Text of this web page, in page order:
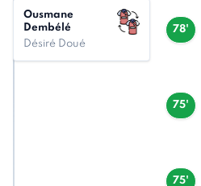
78'
Ousmane
Dembélé
Désiré Doué
75'
75'